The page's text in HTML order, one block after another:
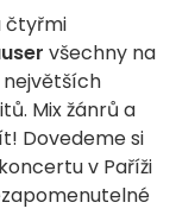
čtyřmi
všechny na
Mix žánrů a
Dovedeme si
v Paříži